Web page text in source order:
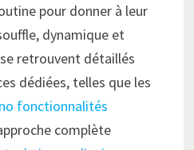
pour donner à leur
dynamique et
retrouvent détaillés
dédiées, telles que les
fonctionnalités
complète